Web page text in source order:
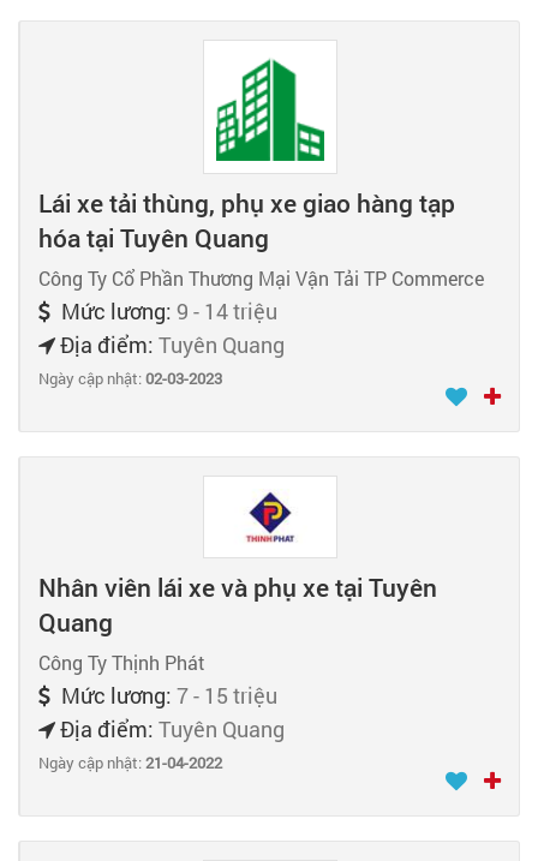
Lái xe tải thùng, phụ xe giao hàng tạp
hóa tại Tuyên Quang
Công Ty Cổ Phần Thương Mại Vận Tải TP Commerce
Mức lương: 9 - 14 triệu
Địa điểm: Tuyên Quang
Ngày cập nhật:02-03-2023
Nhân viên lái xe và phụ xe tại Tuyên
Quang
Công Ty Thịnh Phát
Mức lương: 7 - 15 triệu
Địa điểm: Tuyên Quang
Ngày cập nhật:21-04-2022